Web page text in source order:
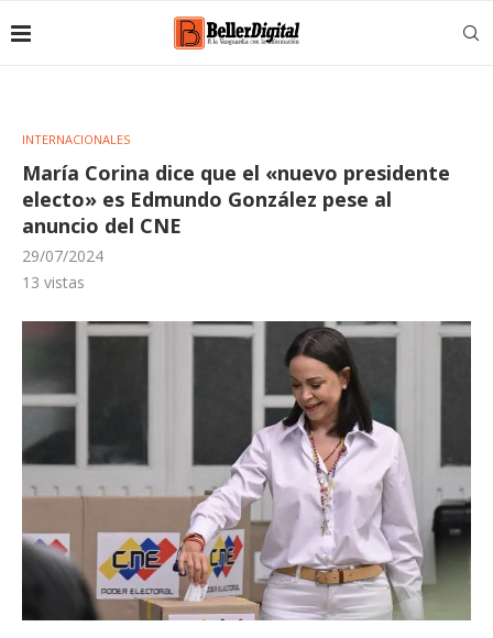
INTERNACIONALES
María Corina dice que el «nuevo presidente
electo» es Edmundo González pese al
anuncio del CNE
29/07/2024
13 vistas